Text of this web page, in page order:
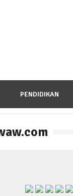
PENDIDIKAN
Bangsa